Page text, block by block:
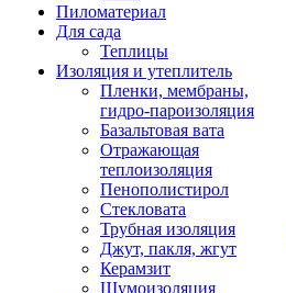
Пиломатериал
Для сада
Теплицы
Изоляция и утеплитель
Пленки, мембраны,
гидро-пароизоляция
Базальтовая вата
Отражающая
теплоизоляция
Пенополистирол
Стекловата
Трубная изоляция
Джут, пакля, жгут
Керамзит
Шумоизоляция